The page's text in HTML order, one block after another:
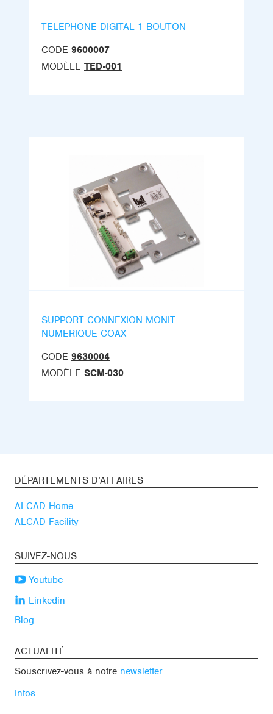
TELEPHONE DIGITAL 1 BOUTON
CODE 9600007
MODÈLE TED-001
SUPPORT CONNEXION MONIT
NUMERIQUE COAX
CODE 9630004
MODÈLE SCM-030
DÉPARTEMENTS D’AFFAIRES
ALCAD Home
ALCAD Facility
SUIVEZ-NOUS
Youtube
Linkedin
Blog
ACTUALITÉ
Souscrivez-vous à notre newsletter
Infos